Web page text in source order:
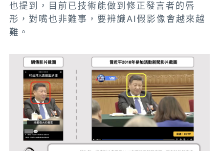
也提到，目前已技術能做到修正發言者的唇
形，對嘴也非難事，要辨識AI假影像會越來越
難。